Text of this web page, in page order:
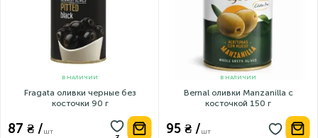
В НАЛИЧИИ
Fragata оливки черные без
косточки 90 г
87 ₴ /шт
В НАЛИЧИИ
Bernal оливки Manzanilla с
косточкой 150 г
95 ₴ /шт